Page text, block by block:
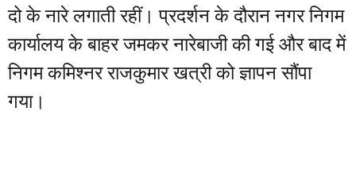
दो के नारे लगाती रहीं। प्रदर्शन के दौरान नगर निगम
कार्यालय के बाहर जमकर नारेबाजी की गई और बाद में
निगम कमिश्नर राजकुमार खत्री को ज्ञापन सौंपा
गया।